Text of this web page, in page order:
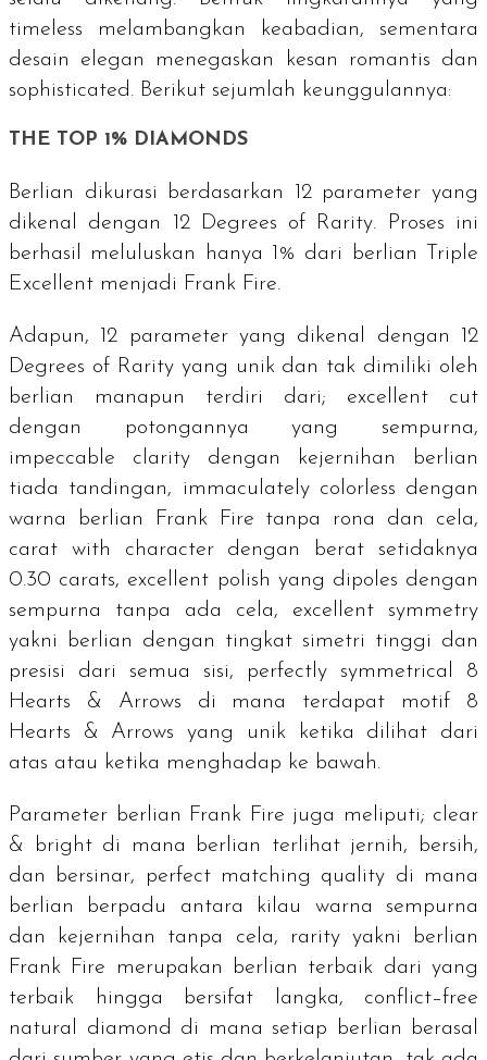
timeless melambangkan keabadian, sementara
desain elegan menegaskan kesan romantis dan
sophisticated . Berikut sejumlah keunggulannya:
THE TOP 1% DIAMONDS
Berlian dikurasi berdasarkan 12 parameter yang
dikenal dengan
12 Degrees of Rarity. Proses ini
berhasil meluluskan hanya 1% dari berlian
Triple
Excellent menjadi Frank Fire.
Adapun, 12 parameter yang dikenal dengan 12
Degrees of Rarityyang unik dan tak dimiliki oleh
berlian manapun terdiri dari; excellent cut
dengan potongannya yang sempurna,
impeccable clarity dengan kejernihan berlian
tiada tandingan, immaculately colorless dengan
warna berlian Frank Fire tanpa rona dan cela,
carat with character dengan berat setidaknya
0.30 carats, excellent polish yang dipoles dengan
sempurna tanpa ada cela, excellent symmetry
yakni berlian dengan tingkat simetri tinggi dan
presisi dari semua sisi, perfectly symmetrical 8
Hearts & Arrows di mana terdapat motif 8
Hearts & Arrowsyang unik ketika dilihat dari
atas atau ketika menghadap ke bawah.
Parameter berlian Frank Fire juga meliputi; clear
& bright di mana berlian terlihat jernih, bersih,
dan bersinar,
perfect matching quality di mana
berlian berpadu antara kilau warna sempurna
dan kejernihan tanpa cela,
rarity yakni berlian
Frank Fire merupakan berlian terbaik dari yang
terbaik hingga bersifat langka, conflict–free
natural diamond di mana setiap berlian berasal